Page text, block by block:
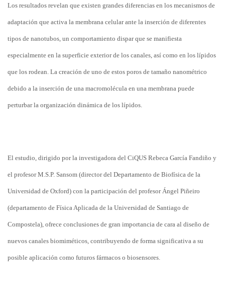
Los resultados revelan que existen grandes diferencias en los mecanismos de
adaptación que activa la membrana celular ante la inserción de diferentes
tipos de nanotubos, un comportamiento dispar que se manifiesta
especialmente en la superficie exterior de los canales, así como en los lípidos
que los rodean. La creación de uno de estos poros de tamaño nanométrico
debido a la inserción de una macromolécula en una membrana puede
perturbar la organización dinámica de los lípidos.
El estudio, dirigido por la investigadora del CiQUS Rebeca García Fandiño y
el profesor M.S.P. Sansom (director del Departamento de Biofísica de la
Universidad de Oxford) con la participación del profesor Ángel Piñeiro
(departamento de Física Aplicada de la Universidad de Santiago de
Compostela), ofrece conclusiones de gran importancia de cara al diseño de
nuevos canales biomiméticos, contribuyendo de forma significativa a su
posible aplicación como futuros fármacos o biosensores.